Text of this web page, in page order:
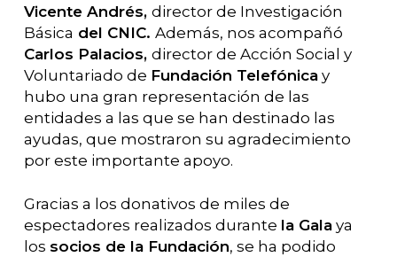
Vicente Andrés, director de Investigación
Básica del CNIC. Además, nos acompañó
Carlos Palacios, director de Acción Social y
Voluntariado de Fundación Telefónicay
hubo una gran representación de las
entidades a las que se han destinado las
ayudas, que mostraron su agradecimiento
por este importante apoyo.
Gracias a los donativos de miles de
espectadores realizados durante la Galaya
los socios de la Fundación, se ha podido